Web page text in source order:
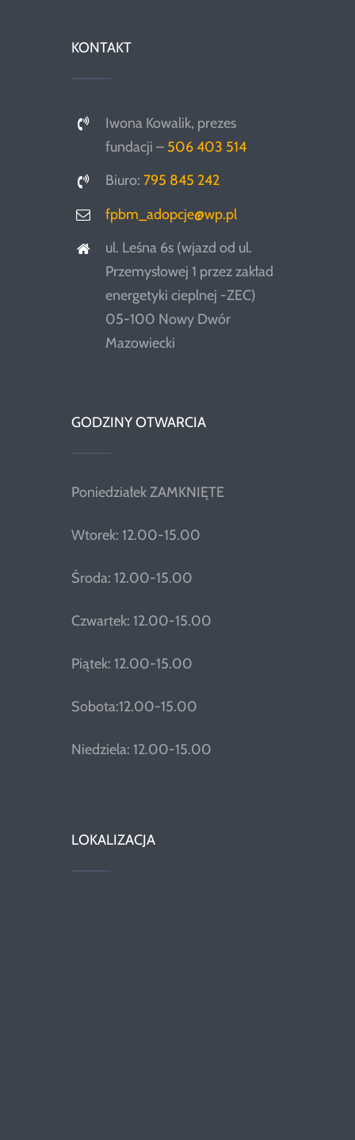
KONTAKT
Iwona Kowalik, prezes
fundacji – 506 403 514
Biuro:795 845 242
fpbm_adopcje@wp.pl
ul. Leśna 6s (wjazd od ul.
Przemysłowej 1 przez zakład
energetyki cieplnej -ZEC)
05-100 Nowy Dwór
Mazowiecki
GODZINY OTWARCIA
Poniedziałek ZAMKNIĘTE
Wtorek: 12.00-15.00
Środa: 12.00-15.00
Czwartek: 12.00-15.00
Piątek: 12.00-15.00
Sobota:12.00-15.00
Niedziela: 12.00-15.00
LOKALIZACJA